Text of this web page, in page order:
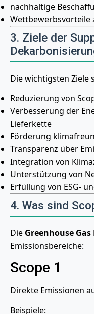
nachhaltige
Wettbewerbsvorteile
3. Ziele der
Die wichtigsten Ziele
Reduzierung von
Verbesserung der
Lieferkette
Förderung
Transparenz über
Integration von
Unterstützung von
Erfüllung von ESG-
4. Was sind
Die Greenhouse
Emissionsbereiche:
Scope 1
Direkte Emissionen
Beispiele: